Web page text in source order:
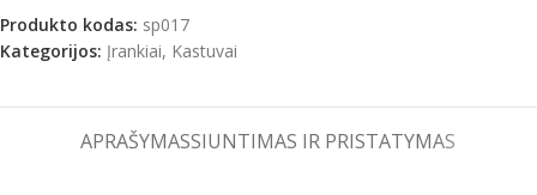
Produkto kodas: sp017
Kategorijos: Įrankiai, Kastuvai
APRAŠYMASSIUNTIMAS IR PRISTATYMAS